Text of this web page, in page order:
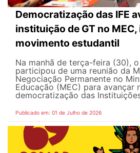
Democratização das IFE
instituição de GT no
movimento estudantil
Na manhã de terça-feira (30), o
participou de uma reunião da
Negociação Permanente no
Educação (MEC) para avançar
democratização das
Publicado em: 01 de Julho de 2026